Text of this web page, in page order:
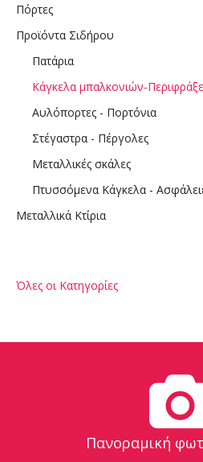
Πόρτες
Προϊόντα Σιδήρου
Πατάρια
Κάγκελα μπαλκονιών-
Αυλόπορτες - Πορτόνια
Στέγαστρα - Πέργολες
Μεταλλικές σκάλες
Πτυσσόμενα Κάγκελα -
Μεταλλικά Κτίρια
Όλες οι Κατηγορίες
Πανοραμική